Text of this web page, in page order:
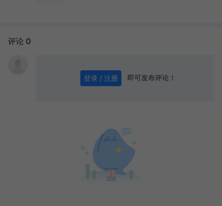
评论 0
登录 / 注册 即可发布评论！